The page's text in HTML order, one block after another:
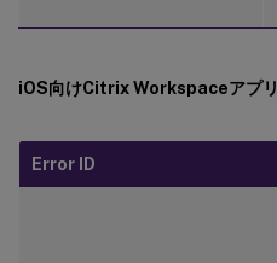
iOS向けCitrix Workspaceアプリ
Error ID